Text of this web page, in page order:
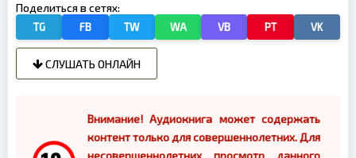
Поделиться в сетях:
TG FB TW WA VB PT VK
СЛУШАТЬ ОНЛАЙН
Внимание! Аудиокнига может содержать
контент только для совершеннолетних. Для
несовершеннолетних просмотр данного